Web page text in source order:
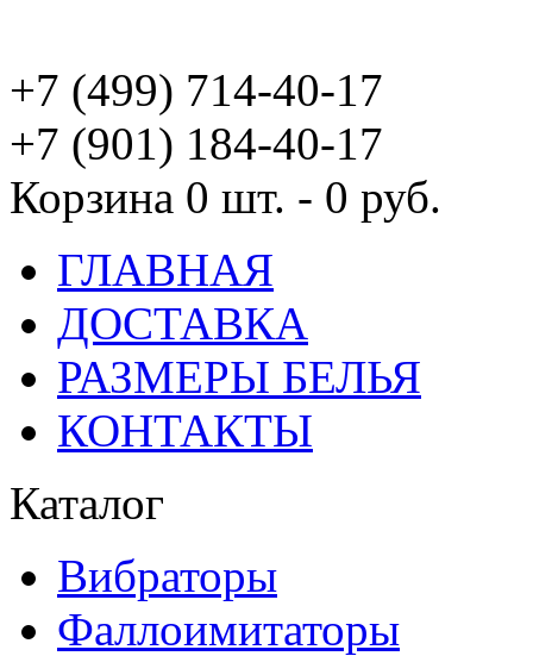
+7 (499) 714-40-17
+7 (901) 184-40-17
Корзина 0 шт. - 0 руб.
ГЛАВНАЯ
ДОСТАВКА
РАЗМЕРЫ БЕЛЬЯ
КОНТАКТЫ
Каталог
Вибраторы
Фаллоимитаторы